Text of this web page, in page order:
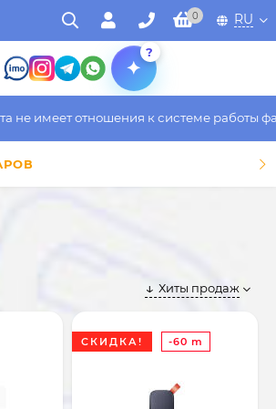
0 RU
?
отношения к системе работы
Хиты продаж
СКИДКА! -60 m